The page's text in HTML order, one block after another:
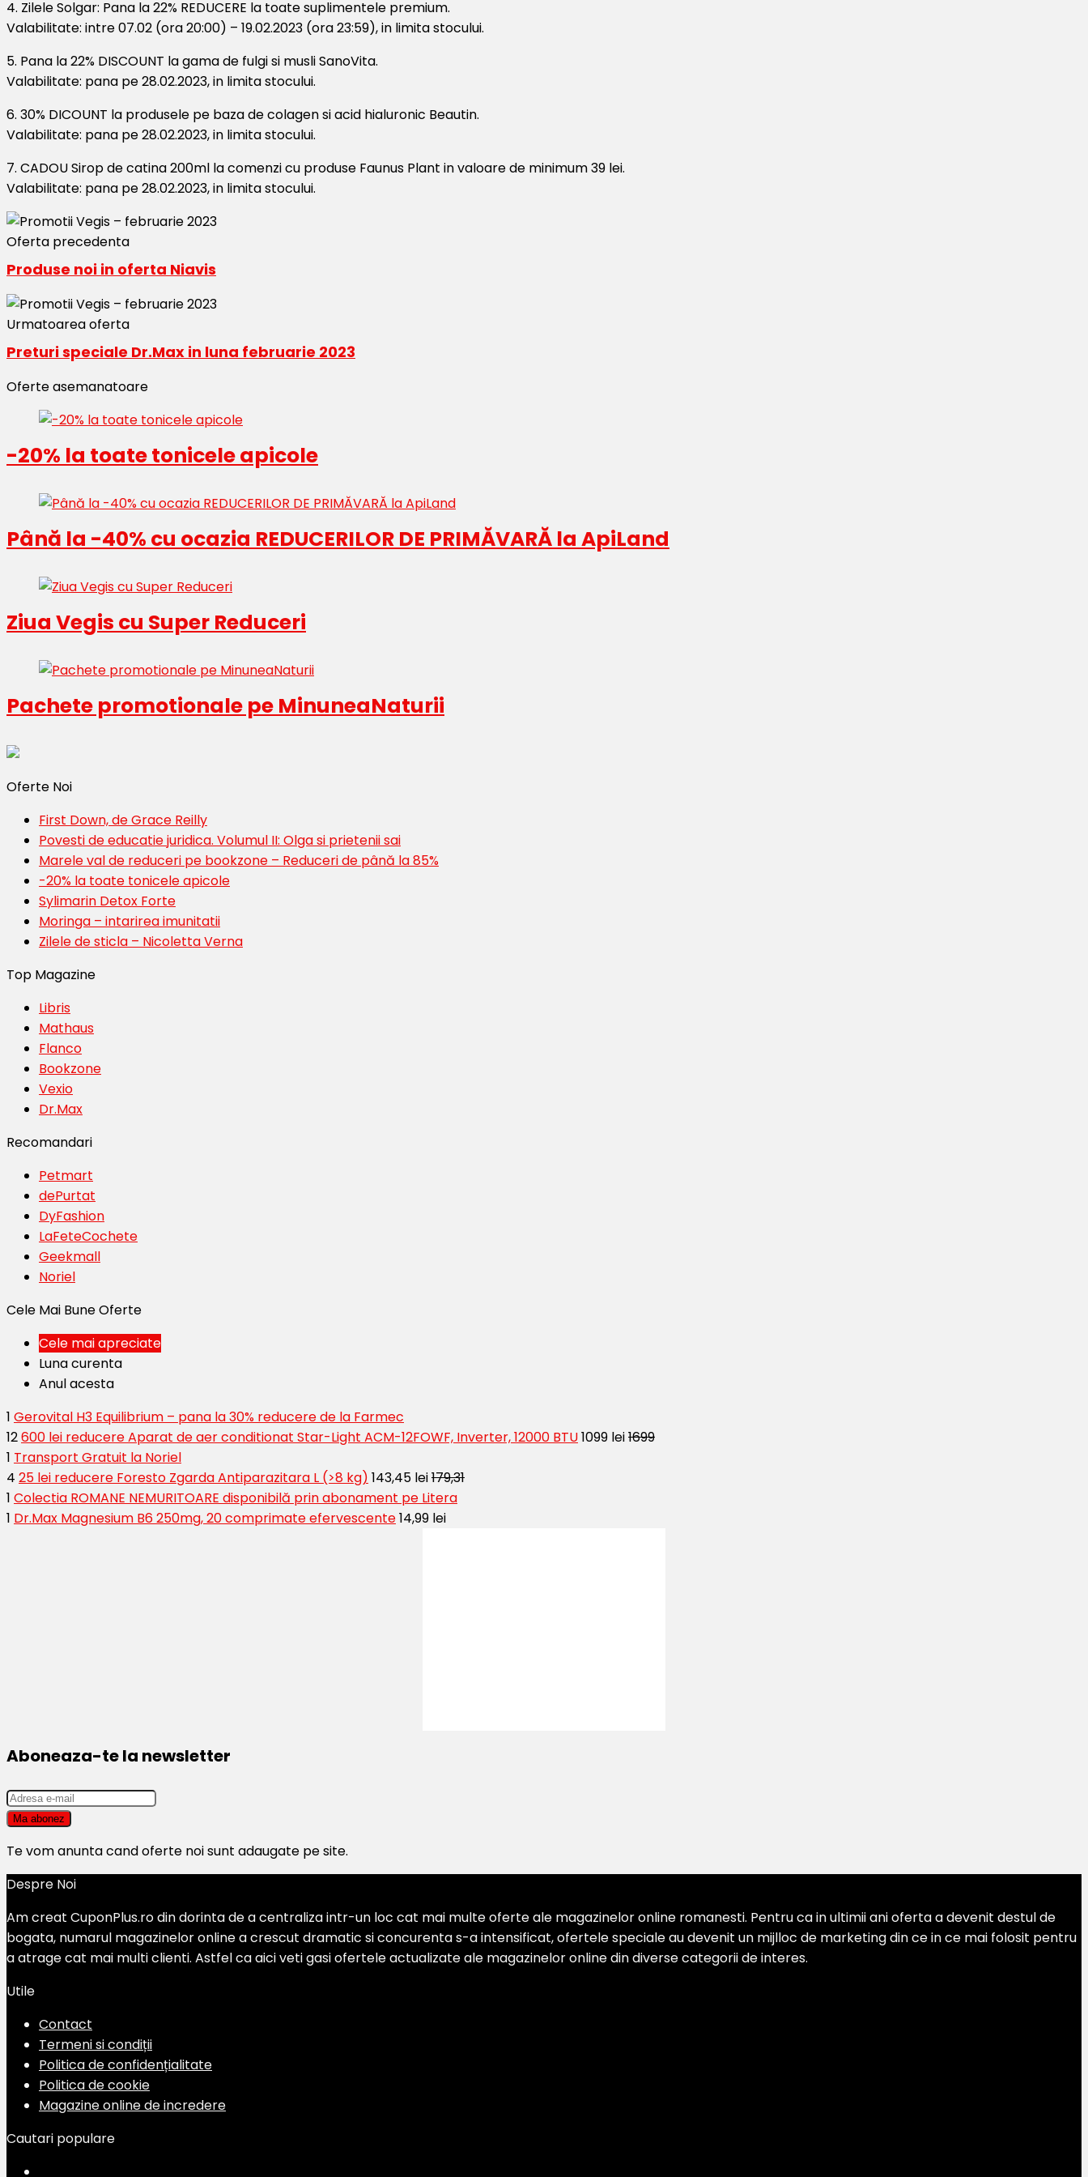
4. Zilele Solgar: Pana la 22% REDUCERE la toate suplimentele premium.
Valabilitate: intre 07.02 (ora 20:00) – 19.02.2023 (ora 23:59), in limita stocului.
5. Pana la 22% DISCOUNT la gama de fulgi si musli SanoVita.
Valabilitate: pana pe 28.02.2023, in limita stocului.
6. 30% DICOUNT la produsele pe baza de colagen si acid hialuronic Beautin.
Valabilitate: pana pe 28.02.2023, in limita stocului.
7. CADOU Sirop de catina 200ml la comenzi cu produse Faunus Plant in valoare de minimum 39 lei.
Valabilitate: pana pe 28.02.2023, in limita stocului.
Oferta precedenta
Produse noi in oferta Niavis
Urmatoarea oferta
Preturi speciale Dr.Max in luna februarie 2023
Oferte asemanatoare
-20% la toate tonicele apicole
Până la -40% cu ocazia REDUCERILOR DE PRIMĂVARĂ la ApiLand
Ziua Vegis cu Super Reduceri
Pachete promotionale pe MinuneaNaturii
Oferte Noi
First Down, de Grace Reilly
Povesti de educatie juridica. Volumul II: Olga si prietenii sai
Marele val de reduceri pe bookzone – Reduceri de până la 85%
-20% la toate tonicele apicole
Sylimarin Detox Forte
Moringa – intarirea imunitatii
Zilele de sticla – Nicoletta Verna
Top Magazine
Libris
Mathaus
Flanco
Bookzone
Vexio
Dr.Max
Recomandari
Petmart
dePurtat
DyFashion
LaFeteCochete
Geekmall
Noriel
Cele Mai Bune Oferte
Cele mai apreciate
Luna curenta
Anul acesta
1 Gerovital H3 Equilibrium – pana la 30% reducere de la Farmec
12600 lei reducere Aparat de aer conditionat Star-Light ACM-12FOWF, Inverter, 12000 BTU1099 lei1699
1 Transport Gratuit la Noriel
4 25 lei reducere Foresto Zgarda Antiparazitara L (>8 kg) 143,45 lei179,31
1 Colectia ROMANE NEMURITOARE disponibilă prin abonament pe Litera
1 Dr.Max Magnesium B6 250mg, 20 comprimate efervescente14,99 lei
Aboneaza-te la newsletter
Te vom anunta cand oferte noi sunt adaugate pe site.
Despre Noi
Am creat CuponPlus.ro din dorinta de a centraliza intr-un loc cat mai multe oferte ale magazinelor online romanesti. Pentru ca in ultimii ani oferta a devenit destul de
bogata, numarul magazinelor online a crescut dramatic si concurenta s-a intensificat, ofertele speciale au devenit un mijlloc de marketing din ce in ce mai folosit pentru
a atrage cat mai multi clienti. Astfel ca aici veti gasi ofertele actualizate ale magazinelor online din diverse categorii de interes.
Utile
Contact
Termeni si condiții
Politica de confidențialitate
Politica de cookie
Magazine online de incredere
Cautari populare